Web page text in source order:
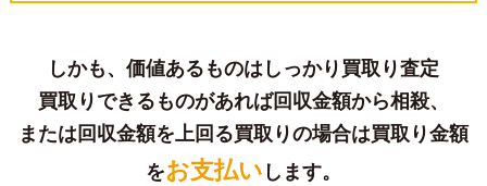
しかも、価値あるものはしっかり買取り査定
買取りできるものがあれば回収金額から相殺、
または回収金額を上回る買取りの場合は買取り金額
をお支払い します。